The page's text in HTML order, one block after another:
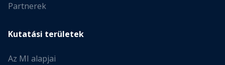
Partnerek
Kutatási területek
Az MI alapjai